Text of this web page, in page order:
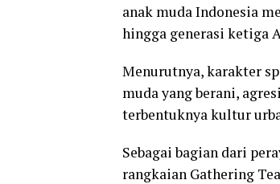
anak muda Indonesia
hingga generasi ketiga
Menurutnya, karakter
muda yang berani,
terbentuknya kultur
Sebagai bagian dari
rangkaian Gathering